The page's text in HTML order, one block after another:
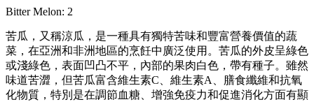
Bitter Melon: 2
苦瓜，又稱涼瓜，是一種具有獨特苦味和豐富營養價值的蔬
菜，在亞洲和非洲地區的烹飪中廣泛使用。苦瓜的外皮呈綠色
或淺綠色，表面凹凸不平，內部的果肉白色，帶有種子。雖然
味道苦澀，但苦瓜富含維生素C、維生素A、膳食纖維和抗氧
化物質，特別是在調節血糖、增強免疫力和促進消化方面有顯